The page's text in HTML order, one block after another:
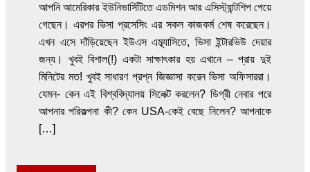
আপনি আমেরিকার ইউনিভার্সিটিতে এডমিশন আর এসিস্ট্যান্টশিপ পেয়ে
গেছেন। এরপর ভিসা প্রসেসিং এর সকল কাজকর্ম শেষ করেছেন।
এখন এসে দাঁড়িয়েছেন ইউএস এম্ব্যাসিতে, ভিসা ইন্টারভিউ দেয়ার
জন্য। খুবই বিশাল(!) একটা সাক্ষাৎকার হয় এখানে – প্রায় দুই
মিনিটের মত! খুবই সাধারণ প্রশ্ন জিজ্ঞাসা করেন ভিসা অফিসাররা।
যেমন- কেন এই বিশ্ববিদ্যালয় সিলেক্ট করলেন? ডিগ্রী নেবার পরে
আপনার পরিকল্পনা কী? কেন USA-কেই বেছে নিলেন? আপনাকে
[…]